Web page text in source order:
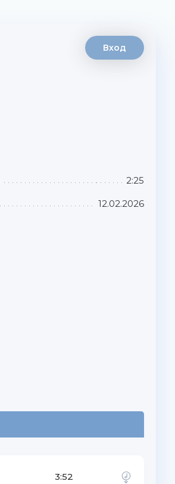
Вход
2:25
12.02.2026
3:52